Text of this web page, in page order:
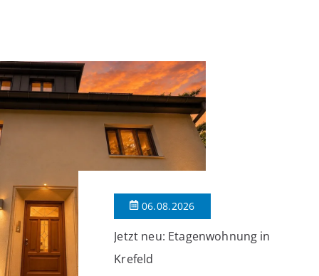
06.08.2026
Jetzt neu: Etagenwohnung in
Krefeld